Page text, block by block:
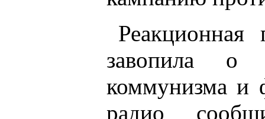
завопила о
коммунизма и
радио